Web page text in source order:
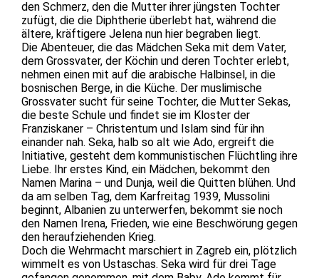
den Schmerz, den die Mutter ihrer jüngsten Tochter
zufügt, die die Diphtherie überlebt hat, während die
ältere, kräftigere Jelena nun hier begraben liegt.
Die Abenteuer, die das Mädchen Seka mit dem Vater,
dem Grossvater, der Köchin und deren Tochter erlebt,
nehmen einen mit auf die arabische Halbinsel, in die
bosnischen Berge, in die Küche. Der muslimische
Grossvater sucht für seine Tochter, die Mutter Sekas,
die beste Schule und findet sie im Kloster der
Franziskaner – Christentum und Islam sind für ihn
einander nah. Seka, halb so alt wie Ado, ergreift die
Initiative, gesteht dem kommunistischen Flüchtling ihre
Liebe. Ihr erstes Kind, ein Mädchen, bekommt den
Namen Marina – und Dunja, weil die Quitten blühen. Und
da am selben Tag, dem Karfreitag 1939, Mussolini
beginnt, Albanien zu unterwerfen, bekommt sie noch
den Namen Irena, Frieden, wie eine Beschwörung gegen
den heraufziehenden Krieg.
Doch die Wehrmacht marschiert in Zagreb ein, plötzlich
wimmelt es von Ustaschas. Seka wird für drei Tage